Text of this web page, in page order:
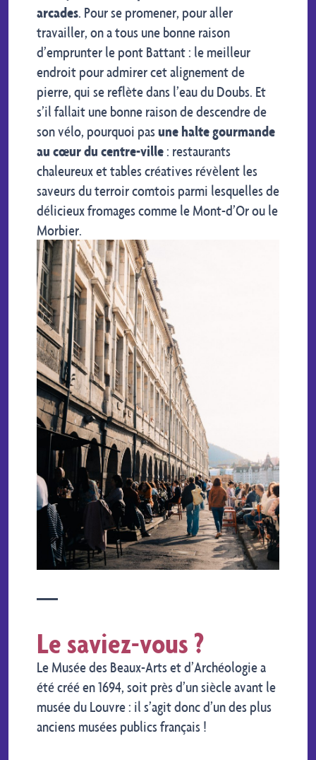
arcades. Pour se promener, pour aller
travailler, on a tous une bonne raison
d’emprunter le pont Battant : le meilleur
endroit pour admirer cet alignement de
pierre, qui se reflète dans l’eau du Doubs. Et
s’il fallait une bonne raison de descendre de
son vélo, pourquoi pasune halte gourmande
au cœur du centre-ville : restaurants
chaleureux et tables créatives révèlent les
saveurs du terroir comtois parmi lesquelles de
délicieux fromages comme le Mont-d’Or ou le
Morbier.
Le saviez-vous ?
Le Musée des Beaux-Arts et d’Archéologie a
été créé en 1694, soit près d’un siècle avant le
musée du Louvre : il s’agit donc d’un des plus
anciens musées publics français !